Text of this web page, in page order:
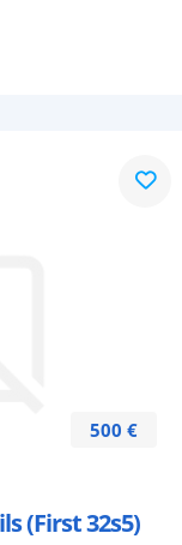
500 €
(First 32s5)